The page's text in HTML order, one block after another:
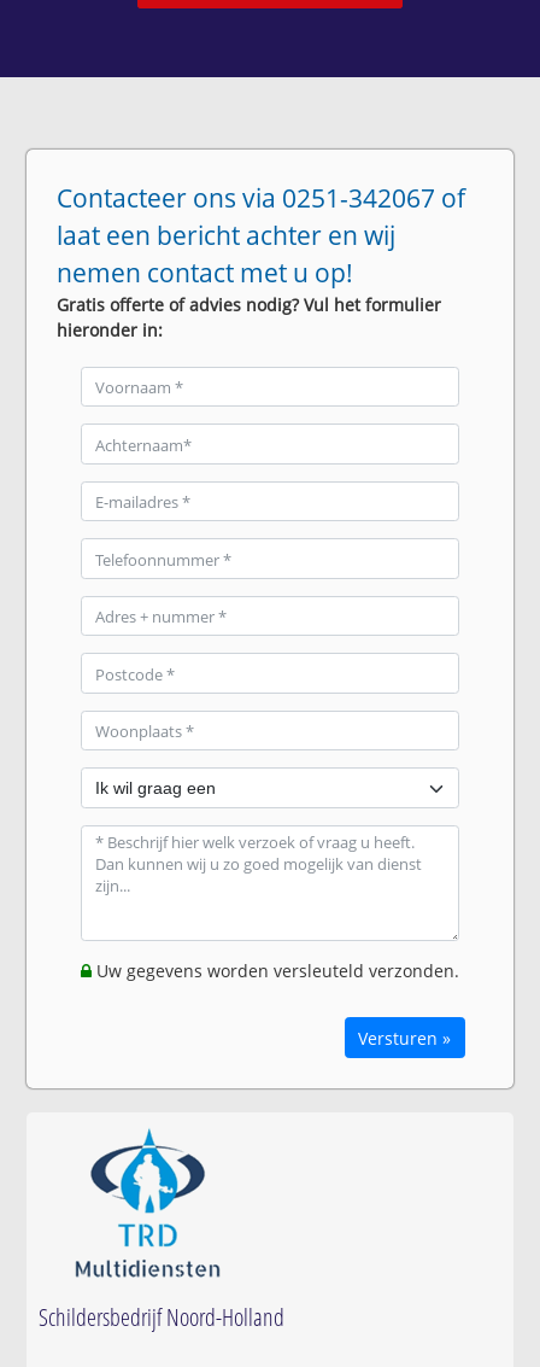
Contacteer ons via 0251-342067 of
laat een bericht achter en wij
nemen contact met u op!
Gratis offerte of advies nodig? Vul het formulier
hieronder in:
Uw gegevens worden versleuteld verzonden.
Versturen »
Schildersbedrijf Noord-Holland